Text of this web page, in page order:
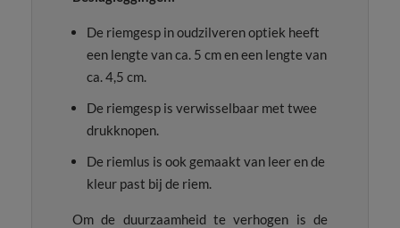
De riemgesp in oudzilveren optiek heeft
een lengte van ca. 5 cm en een lengte van
ca. 4,5 cm.
De riemgesp is verwisselbaar met twee
drukknopen.
De riemlus is ook gemaakt van leer en de
kleur past bij de riem.
Om de duurzaamheid te verhogen is de